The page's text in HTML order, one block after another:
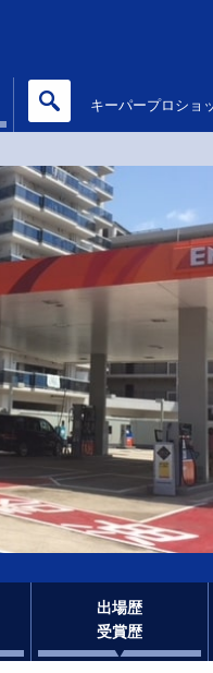
キーパープロショ
出場歴
受賞歴